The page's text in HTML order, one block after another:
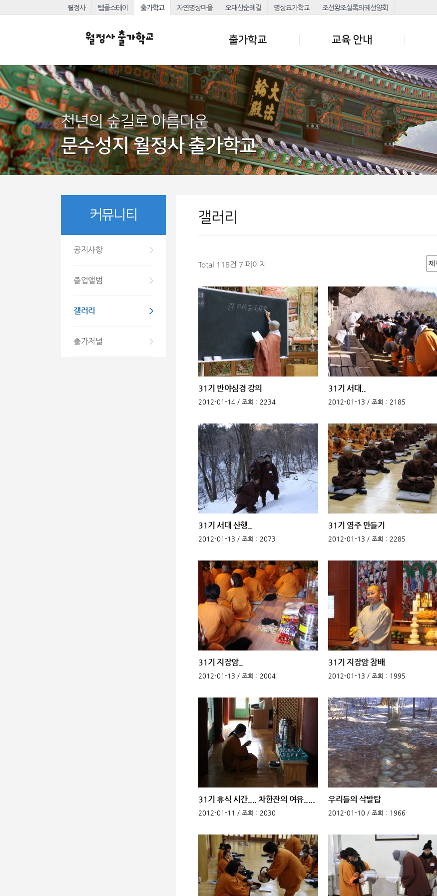
월정사 템플스테이 출가학교 자연명상마을 오대산순례길 명상요가학교 조선왕조실록의궤선양회
출가학교 교육 안내
천년의 숲길로 아름다운
문수성지 월정사 출가학교
커뮤니티
공지사항
졸업앨범
갤러리
출가저널
갤러리
Total 118건 7 페이지
31기 반야심경 강의
2012-01-14 / 조회 : 2234
31기 서대..
2012-01-13 / 조회 : 2185
31기 서대 산행..
2012-01-13 / 조회 : 2073
31기 염주 만들기
2012-01-13 / 조회 : 2285
31기 지장암..
2012-01-13 / 조회 : 2004
31기 지장암 참배
2012-01-13 / 조회 : 1995
31기 휴식 시간.... 차한잔의 여유.....
2012-01-11 / 조회 : 2030
우리들의 삭발탑
2012-01-10 / 조회 : 1966